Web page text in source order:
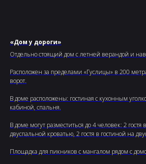
«Дом у дороги»
Отдельно стоящий дом с летней верандой и
Расположен за пределами «Гуслицы» в 200
ворот.
В доме расположены: гостиная с кухонным
кабиной, спальня.
В доме могут разместиться до 4 человек: 2 гостя
двуспальной кроватью, 2 гостя в гостиной на
Площадка для пикников с мангалом рядом с